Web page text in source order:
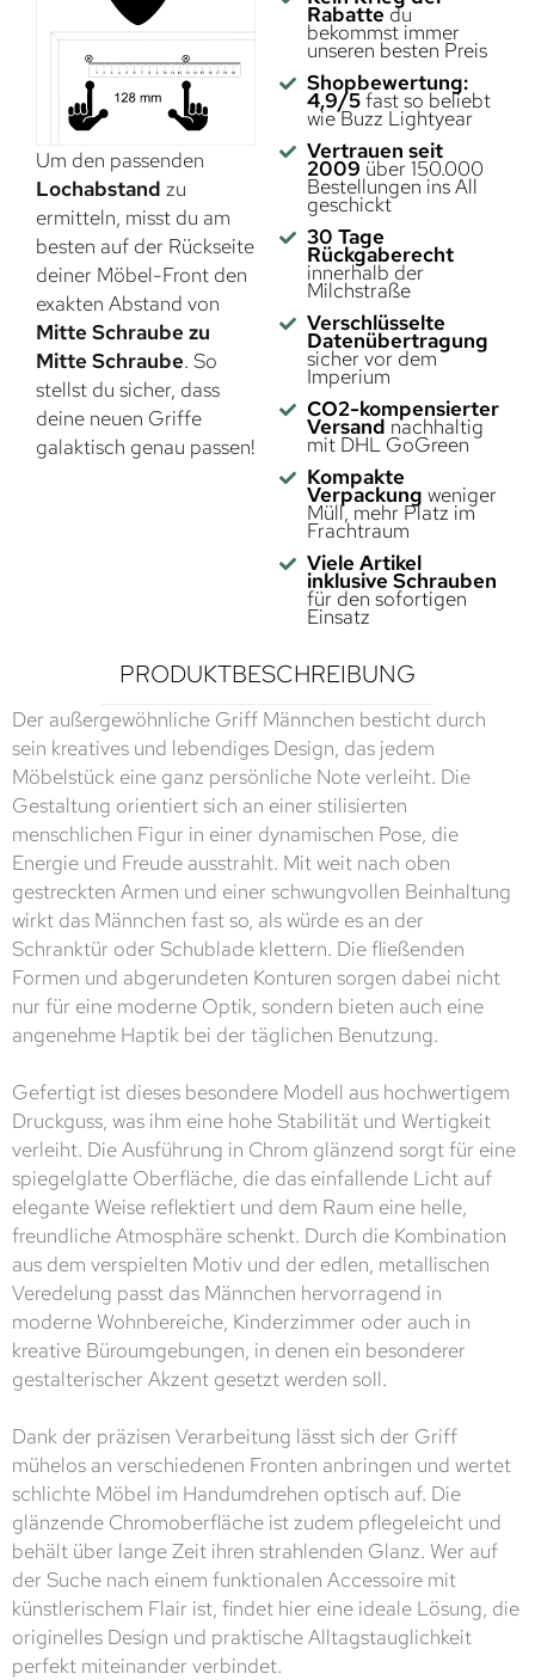
Um den passenden
Lochabstand zu
ermitteln, misst du am
besten auf der Rückseite
deiner Möbel-Front den
exakten Abstand von
Mitte Schraube zu
Mitte Schraube. So
stellst du sicher, dass
deine neuen Griffe
galaktisch genau passen!
Rabatte du
bekommst immer
unseren besten Preis
Shopbewertung:
4,9/5fast so beliebt
wie Buzz Lightyear
Vertrauen seit
2009 über 150.000
Bestellungen ins All
geschickt
30 Tage
Rückgaberecht
innerhalb der
Milchstraße
Verschlüsselte
Datenübertragung
sicher vor dem
Imperium
CO2-kompensierter
Versand nachhaltig
mit DHL GoGreen
Kompakte
Verpackung weniger
Müll, mehr Platz im
Frachtraum
Viele Artikel
inklusive Schrauben
für den sofortigen
Einsatz
PRODUKTBESCHREIBUNG
Der außergewöhnliche Griff Männchen besticht durch
sein kreatives und lebendiges Design, das jedem
Möbelstück eine ganz persönliche Note verleiht. Die
Gestaltung orientiert sich an einer stilisierten
menschlichen Figur in einer dynamischen Pose, die
Energie und Freude ausstrahlt. Mit weit nach oben
gestreckten Armen und einer schwungvollen Beinhaltung
wirkt das Männchen fast so, als würde es an der
Schranktür oder Schublade klettern. Die fließenden
Formen und abgerundeten Konturen sorgen dabei nicht
nur für eine moderne Optik, sondern bieten auch eine
angenehme Haptik bei der täglichen Benutzung.
Gefertigt ist dieses besondere Modell aus hochwertigem
Druckguss, was ihm eine hohe Stabilität und Wertigkeit
verleiht. Die Ausführung in Chrom glänzend sorgt für eine
spiegelglatte Oberfläche, die das einfallende Licht auf
elegante Weise reflektiert und dem Raum eine helle,
freundliche Atmosphäre schenkt. Durch die Kombination
aus dem verspielten Motiv und der edlen, metallischen
Veredelung passt das Männchen hervorragend in
moderne Wohnbereiche, Kinderzimmer oder auch in
kreative Büroumgebungen, in denen ein besonderer
gestalterischer Akzent gesetzt werden soll.
Dank der präzisen Verarbeitung lässt sich der Griff
mühelos an verschiedenen Fronten anbringen und wertet
schlichte Möbel im Handumdrehen optisch auf. Die
glänzende Chromoberfläche ist zudem pflegeleicht und
behält über lange Zeit ihren strahlenden Glanz. Wer auf
der Suche nach einem funktionalen Accessoire mit
künstlerischem Flair ist, findet hier eine ideale Lösung, die
originelles Design und praktische Alltagstauglichkeit
perfekt miteinander verbindet.